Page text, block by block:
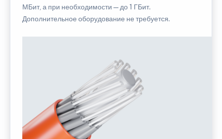
МБит, а при необходимости — до 1 ГБит.
Дополнительное оборудование не требуется.